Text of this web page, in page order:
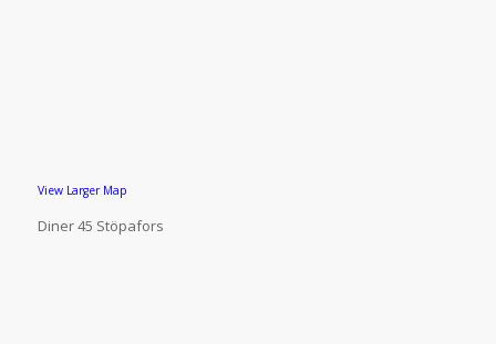
View Larger Map
Diner 45 Stöpafors